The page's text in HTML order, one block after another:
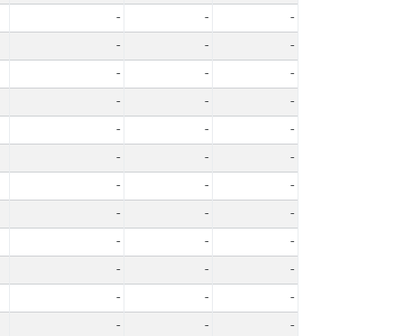
- -
-
- -
-
- -
-
- -
-
- -
-
- -
-
- -
-
- -
-
- -
-
- -
-
- -
-
- -
-